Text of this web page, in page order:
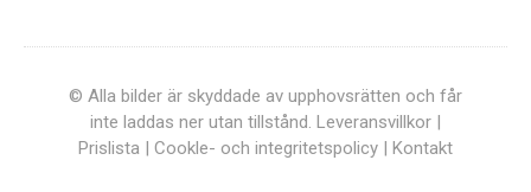
© Alla bilder är skyddade av upphovsrätten och får
inte laddas ner utan tillstånd. Leveransvillkor |
Prislista | Cookle- och integritetspolicy | Kontakt